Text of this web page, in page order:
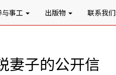
与事工 出版物 联系我们
妻子的公开信